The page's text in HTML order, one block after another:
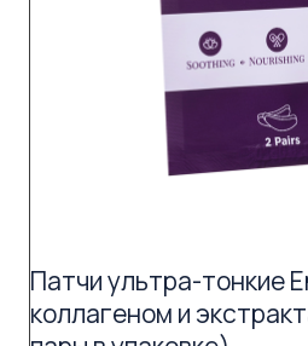
Патчи ультра-тонкие
коллагеном и